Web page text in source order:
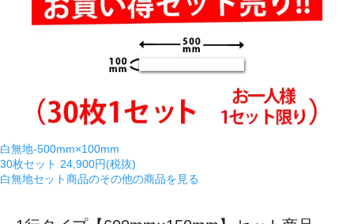
白無地-500mm×100mm
30枚セット 24,900円(税抜)
白無地セット商品のその他の商品を見る